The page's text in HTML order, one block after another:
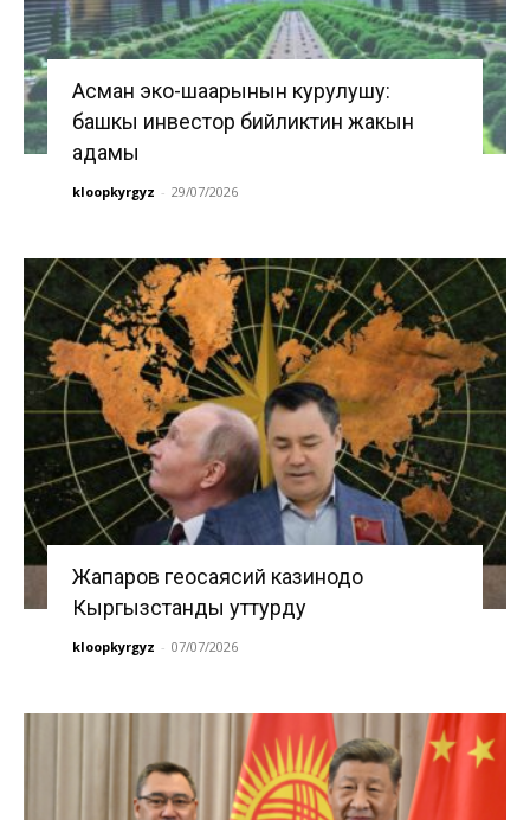
Асман эко-шаарынын курулушу:
башкы инвестор бийликтин жакын
адамы
kloopkyrgyz - 29/07/2026
Жапаров геосаясий казинодо
Кыргызстанды уттурду
kloopkyrgyz - 07/07/2026